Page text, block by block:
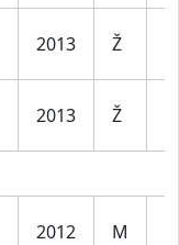
2013 Ž
2013 Ž
2012 M